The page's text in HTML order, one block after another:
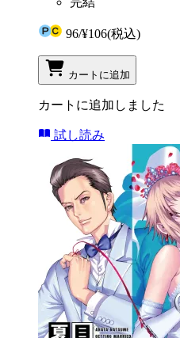
96/¥106(税込)
カートに追加
カートに追加しました
試し読み